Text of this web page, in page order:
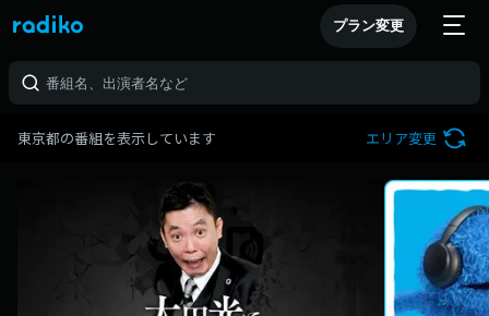
プラン変更
東京都の番組を表示しています エリア変更